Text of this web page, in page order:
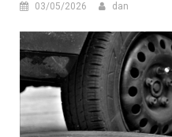
03/05/2026 dan